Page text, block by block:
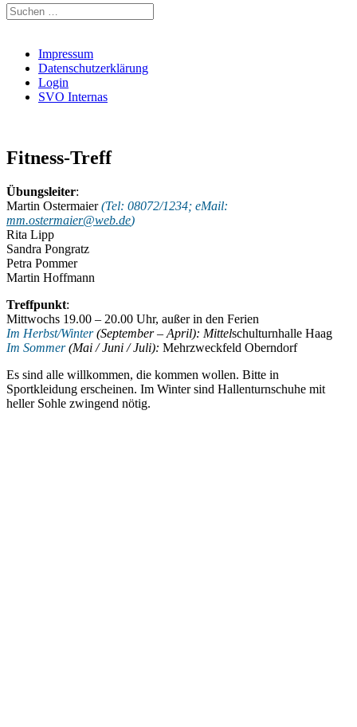
Suchen
nach:
Impressum
Datenschutzerklärung
Login
SVO Internas
Fitness-Treff
Übungsleiter:
Martin Ostermaier(Tel: 08072/1234; eMail:
mm.ostermaier@web.de)
Rita Lipp
Sandra Pongratz
Petra Pommer
Martin Hoffmann
Treffpunkt:
Mittwochs 19.00 – 20.00 Uhr, außer in den Ferien
Im Herbst/Winter(September – April): Mittelschulturnhalle Haag
Im Sommer(Mai / Juni / Juli): Mehrzweckfeld Oberndorf
Es sind alle willkommen, die kommen wollen. Bitte in
Sportkleidung erscheinen. Im Winter sind Hallenturnschuhe mit
heller Sohle zwingend nötig.